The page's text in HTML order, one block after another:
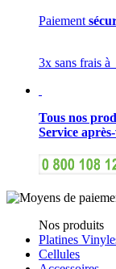
Paiement
3x sans frais
Tous nos
Service
Nos produits
Platines
Cellules